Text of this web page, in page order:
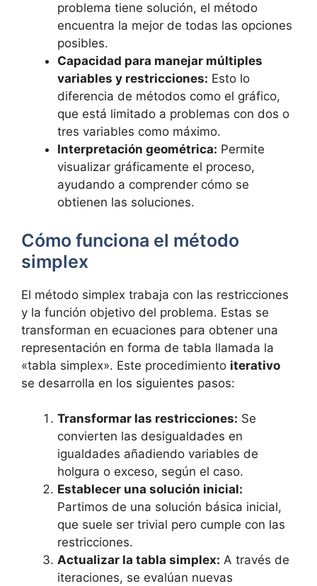
problema tiene solución, el método
encuentra la mejor de todas las opciones
posibles.
Capacidad para manejar múltiples
variables y restricciones: Esto lo
diferencia de métodos como el gráfico,
que está limitado a problemas con dos o
tres variables como máximo.
Interpretación geométrica: Permite
visualizar gráficamente el proceso,
ayudando a comprender cómo se
obtienen las soluciones.
Cómo funciona el método
simplex
El método simplex trabaja con las restricciones
y la función objetivo del problema. Estas se
transforman en ecuaciones para obtener una
representación en forma de tabla llamada la
«tabla simplex». Este procedimiento iterativo
se desarrolla en los siguientes pasos:
Transformar las restricciones: Se
convierten las desigualdades en
igualdades añadiendo variables de
holgura o exceso, según el caso.
Establecer una solución inicial:
Partimos de una solución básica inicial,
que suele ser trivial pero cumple con las
restricciones.
Actualizar la tabla simplex: A través de
iteraciones, se evalúan nuevas